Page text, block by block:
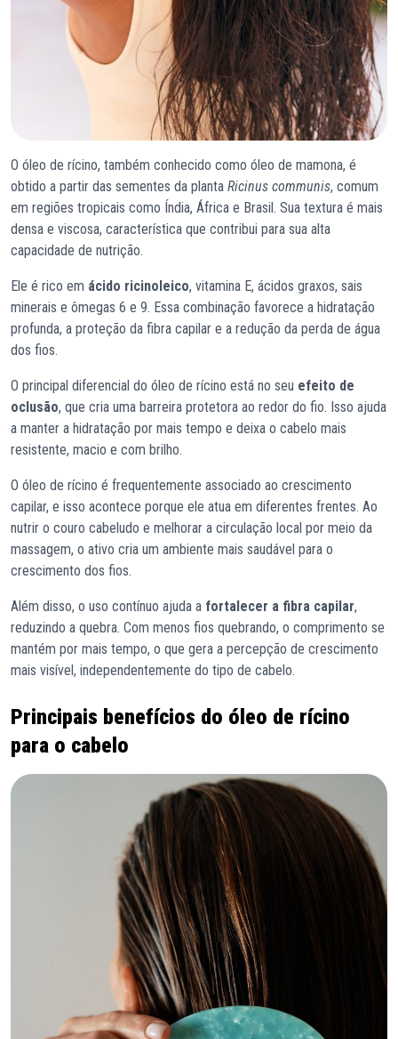
O óleo de rícino, também conhecido como óleo de mamona, é
obtido a partir das sementes da planta Ricinus communis, comum
em regiões tropicais como Índia, África e Brasil. Sua textura é mais
densa e viscosa, característica que contribui para sua alta
capacidade de nutrição.
Ele é rico em ácido ricinoleico, vitamina E, ácidos graxos, sais
minerais e ômegas 6 e 9. Essa combinação favorece a hidratação
profunda, a proteção da fibra capilar e a redução da perda de água
dos fios.
O principal diferencial do óleo de rícino está no seu efeito de
oclusão, que cria uma barreira protetora ao redor do fio. Isso ajuda
a manter a hidratação por mais tempo e deixa o cabelo mais
resistente, macio e com brilho.
O óleo de rícino é frequentemente associado ao crescimento
capilar, e isso acontece porque ele atua em diferentes frentes. Ao
nutrir o couro cabeludo e melhorar a circulação local por meio da
massagem, o ativo cria um ambiente mais saudável para o
crescimento dos fios.
Além disso, o uso contínuo ajuda a fortalecer a fibra capilar,
reduzindo a quebra. Com menos fios quebrando, o comprimento se
mantém por mais tempo, o que gera a percepção de crescimento
mais visível, independentemente do tipo de cabelo.
Principais benefícios do óleo de rícino
para o cabelo